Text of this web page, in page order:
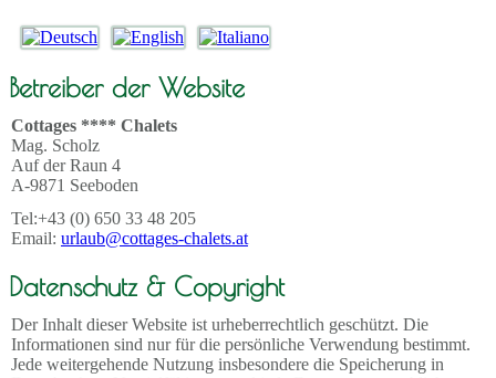
Betreiber der Website
Cottages **** Chalets
Mag. Scholz
Auf der Raun 4
A-9871 Seeboden
Tel:+43 (0) 650 33 48 205
Email: urlaub@cottages-chalets.at
Datenschutz & Copyright
Der Inhalt dieser Website ist urheberrechtlich geschützt. Die
Informationen sind nur für die persönliche Verwendung bestimmt.
Jede weitergehende Nutzung insbesondere die Speicherung in